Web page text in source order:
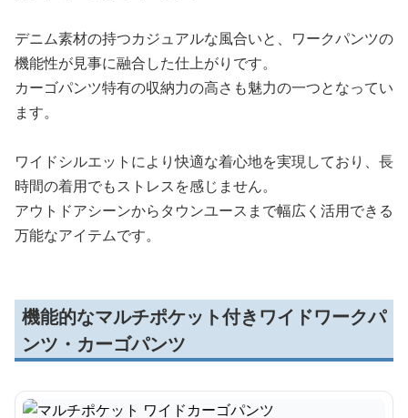
デニム素材の持つカジュアルな風合いと、ワークパンツの
機能性が見事に融合した仕上がりです。
カーゴパンツ特有の収納力の高さも魅力の一つとなってい
ます。
ワイドシルエットにより快適な着心地を実現しており、長
時間の着用でもストレスを感じません。
アウトドアシーンからタウンユースまで幅広く活用できる
万能なアイテムです。
機能的なマルチポケット付きワイドワークパ
ンツ・カーゴパンツ